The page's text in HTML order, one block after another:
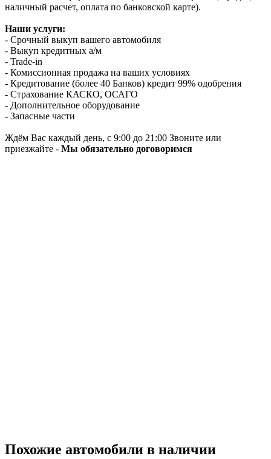
наличный расчет, оплата по банковской карте).
Наши услуги:
- Срочный выкуп вашего автомобиля
- Выкуп кредитных а/м
- Trade-in
- Комиссионная продажа на ваших условиях
- Кредитование (более 40 Банков) кредит 99% одобрения
- Страхование КАСКО, ОСАГО
- Дополнительное оборудование
- Запасные части
Ждём Вас каждый день, с 9:00 до 21:00 Звоните или
приезжайте - Мы обязательно договоримся
Похожие автомобили в наличии